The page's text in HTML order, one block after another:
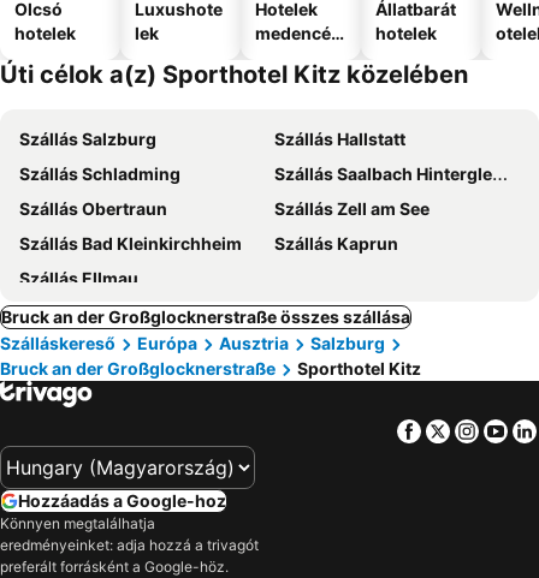
Olcsó
hotelek
Luxushote
lek
Hotelek
medencév
Állatbarát
hotelek
Úti célok a(z) Sporthotel Kitz közelében
Szállás Salzburg
Szállás Hallstatt
Szállás Schladming
Szállás Saalbach Hinterglemm
Szállás Obertraun
Szállás Zell am See
Szállás Bad Kleinkirchheim
Szállás Kaprun
Szállás Ellmau
Bruck an der Großglocknerstraße összes szállása
Szálláskereső
Európa Ausztria
Salzburg
Bruck an der Großglocknerstraße
Sporthotel Kitz
Facebook
Twitter
Hozzáadás a Google-hoz
Könnyen megtalálhatja
eredményeinket: adja hozzá a trivagót
preferált forrásként a Google-höz.